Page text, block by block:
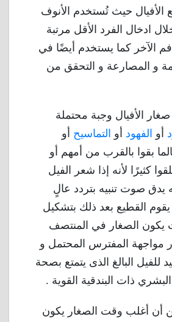
حيث تُستخدم الأنوف
ادخال الفرد الأقل مرتبة
الآخر كما يستخدم أيضًا في
و المصارعة و التحقق من
الأفيال وجبة محتملة
أو الفهود أو التماسيح أو
بقوا بالقرب من أمهم أو
كثيرًا لأنه إذا شعر الفيل
يدق صوت تنبيه بتردد عالٍ
يقوم القطيع بعد ذلك بتشكيل
يكون الصغار في المنتصف
مواجهة المفترس المحتمل و
للفيل البالغ الذى يتمتع بصحة
ذات البندقية القوية .
أن أغلب وقت الصغار يكون